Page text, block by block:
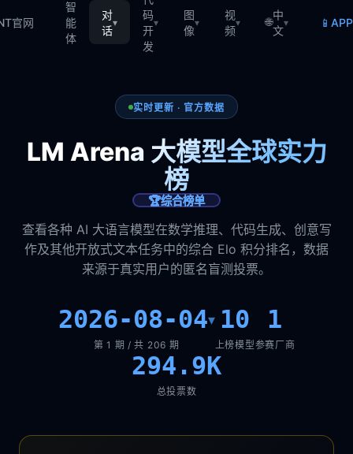
官网
智
能
体
对
话
▾
码
开
发
▾
图
像
▾
视
频
▾ 🌐
中
文
▾ 📱
实时更新 · 官方数据
LM Arena 大模型全球实力
榜
🏆综合榜单
查看各种 AI 大语言模型在数学推理、代码生成、创意写
作及其他开放式文本任务中的综合 Elo 积分排名，数据
来源于真实用户的匿名盲测投票。
2026-08-04▾
第 1 期 / 共 206 期
10
上榜模型
1
参赛厂商
294.9K
总投票数